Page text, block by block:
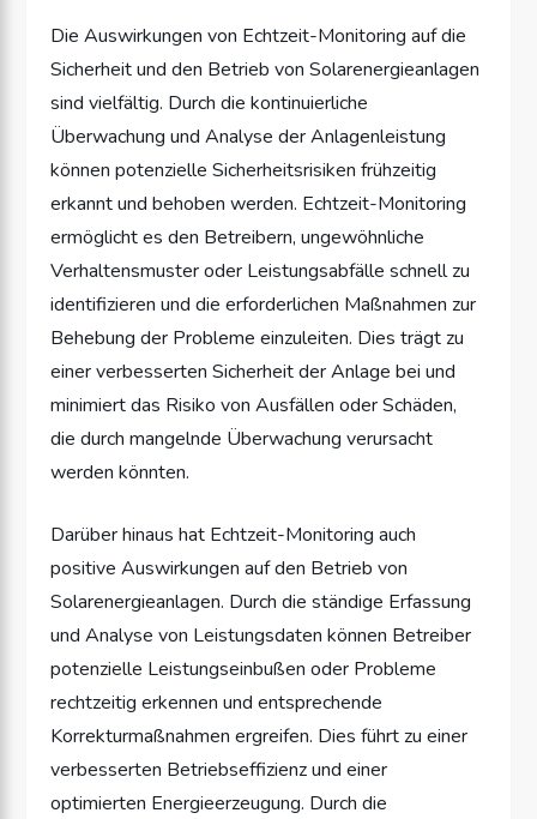
Die Auswirkungen von Echtzeit-Monitoring auf die
Sicherheit und den Betrieb von Solarenergieanlagen
sind vielfältig. Durch die kontinuierliche
Überwachung und Analyse der Anlagenleistung
können potenzielle Sicherheitsrisiken frühzeitig
erkannt und behoben werden. Echtzeit-Monitoring
ermöglicht es den Betreibern, ungewöhnliche
Verhaltensmuster oder Leistungsabfälle schnell zu
identifizieren und die erforderlichen Maßnahmen zur
Behebung der Probleme einzuleiten. Dies trägt zu
einer verbesserten Sicherheit der Anlage bei und
minimiert das Risiko von Ausfällen oder Schäden,
die durch mangelnde Überwachung verursacht
werden könnten.
Darüber hinaus hat Echtzeit-Monitoring auch
positive Auswirkungen auf den Betrieb von
Solarenergieanlagen. Durch die ständige Erfassung
und Analyse von Leistungsdaten können Betreiber
potenzielle Leistungseinbußen oder Probleme
rechtzeitig erkennen und entsprechende
Korrekturmaßnahmen ergreifen. Dies führt zu einer
verbesserten Betriebseffizienz und einer
optimierten Energieerzeugung. Durch die